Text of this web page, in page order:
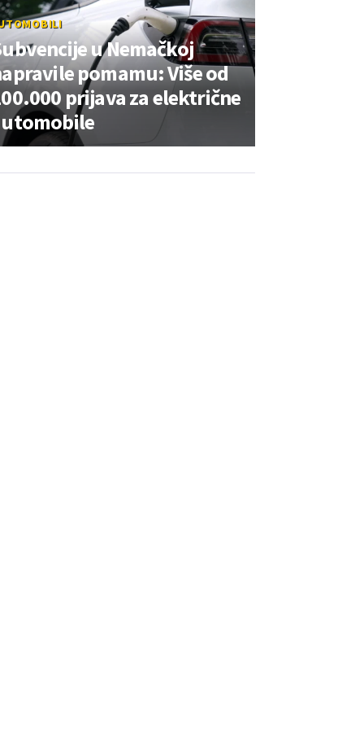
u Nemačkoj
pomamu: Više od
prijava za električne